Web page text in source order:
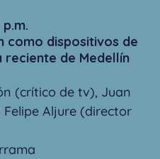
como dispositivos de
de Medellín
(crítico de tv), Juan
Aljure (director